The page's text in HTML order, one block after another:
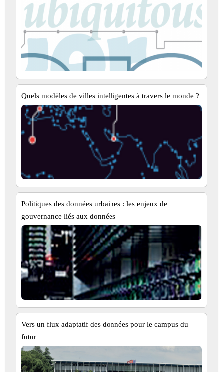
Quels modèles de villes intelligentes à travers le monde ?
Politiques des données urbaines : les enjeux de
gouvernance liés aux données
Vers un flux adaptatif des données pour le campus du
futur